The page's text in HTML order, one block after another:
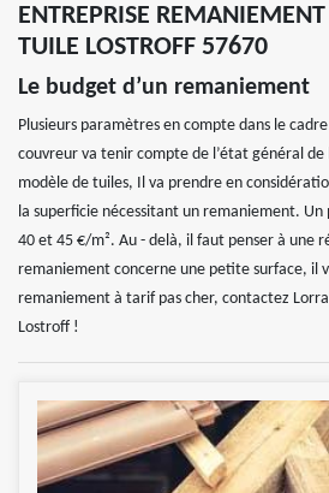
ENTREPRISE
TUILE LOSTROFF 57670
Le budget d’un remaniement
Plusieurs paramètres en compte dans le
couvreur va tenir compte de l’état général
modèle de tuiles, Il va prendre en
la superficie nécessitant un remaniement.
40 et 45 €/m². Au - delà, il faut penser à une
remaniement concerne une petite surface, il
remaniement à tarif pas cher, contactez
Lostroff !